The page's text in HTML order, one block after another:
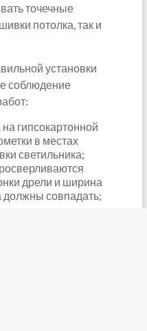
точечные
потолка, так и
установки
соблюдение
гипсокартонной
в местах
светильника;
дрели и ширина
должны совпадать;